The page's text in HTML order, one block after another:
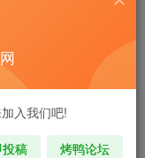
入我们吧!
稿 烤鸭论坛